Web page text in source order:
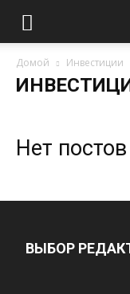
Домой Инвестиции
Нет
ВЫБОР